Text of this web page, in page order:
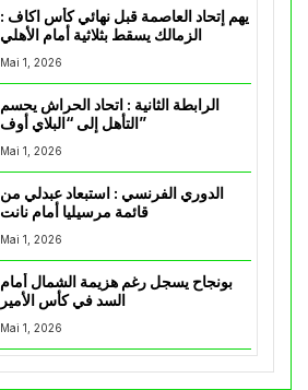
يهم إتحاد العاصمة قبل نهائي كأس اكاف :
Mai 1, 2026
الرابطة الثانية : اتحاد الحراش يحسم
التأهل إلى “البلاي أوف”
Mai 1, 2026
الدوري الفرنسي : استبعاد عبدلي من
قائمة مرسيليا أمام نانت
Mai 1, 2026
بونجاح يسجل رغم هزيمة الشمال أمام
السد في كأس الأمير
Mai 1, 2026